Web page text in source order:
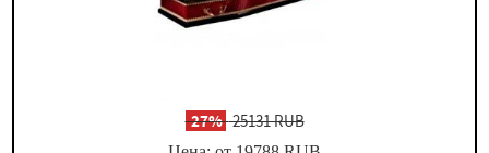
-27%25131 RUB